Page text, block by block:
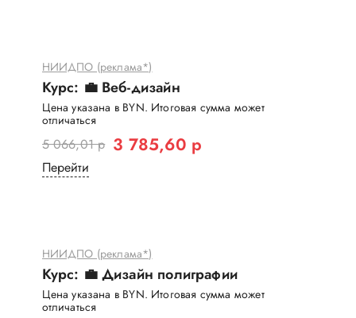
НИИДПО (реклама*)
Курс: 💼 Веб-дизайн
Цена указана в BYN. Итоговая сумма может
отличаться
5 066,01 р 3 785,60 р
Перейти
НИИДПО (реклама*)
Курс: 💼 Дизайн полиграфии
Цена указана в BYN. Итоговая сумма может
отличаться